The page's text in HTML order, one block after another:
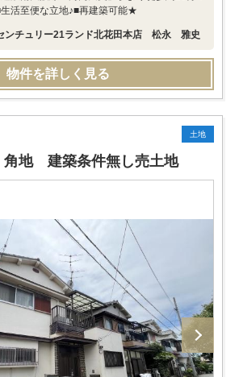
活至便な立地♪■再建築可能★
ンチュリー21ランド北花田本店 松永 雅史
物件を詳しく見る
土地
地 建築条件無し売土地